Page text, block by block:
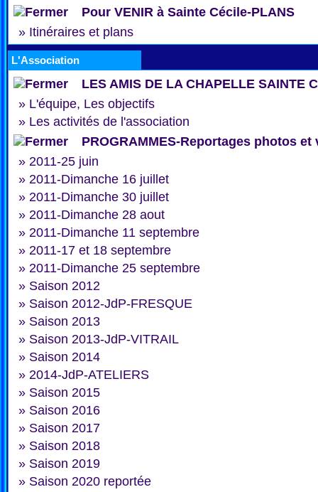
Pour VENIR à Sainte Cécile-PLANS
» Itinéraires et plans
L'Association
LES AMIS DE LA CHAPELLE SAINTE
» L'équipe, Les objectifs
» Les activités de l'association
PROGRAMMES-Reportages photos et
» 2011-25 juin
» 2011-Dimanche 16 juillet
» 2011-Dimanche 30 juillet
» 2011-Dimanche 28 aout
» 2011-Dimanche 11 septembre
» 2011-17 et 18 septembre
» 2011-Dimanche 25 septembre
» Saison 2012
» Saison 2012-JdP-FRESQUE
» Saison 2013
» Saison 2013-JdP-VITRAIL
» Saison 2014
» 2014-JdP-ATELIERS
» Saison 2015
» Saison 2016
» Saison 2017
» Saison 2018
» Saison 2019
» Saison 2020 reportée